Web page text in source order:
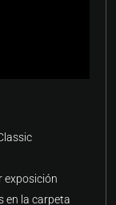
exposición
en la carpeta